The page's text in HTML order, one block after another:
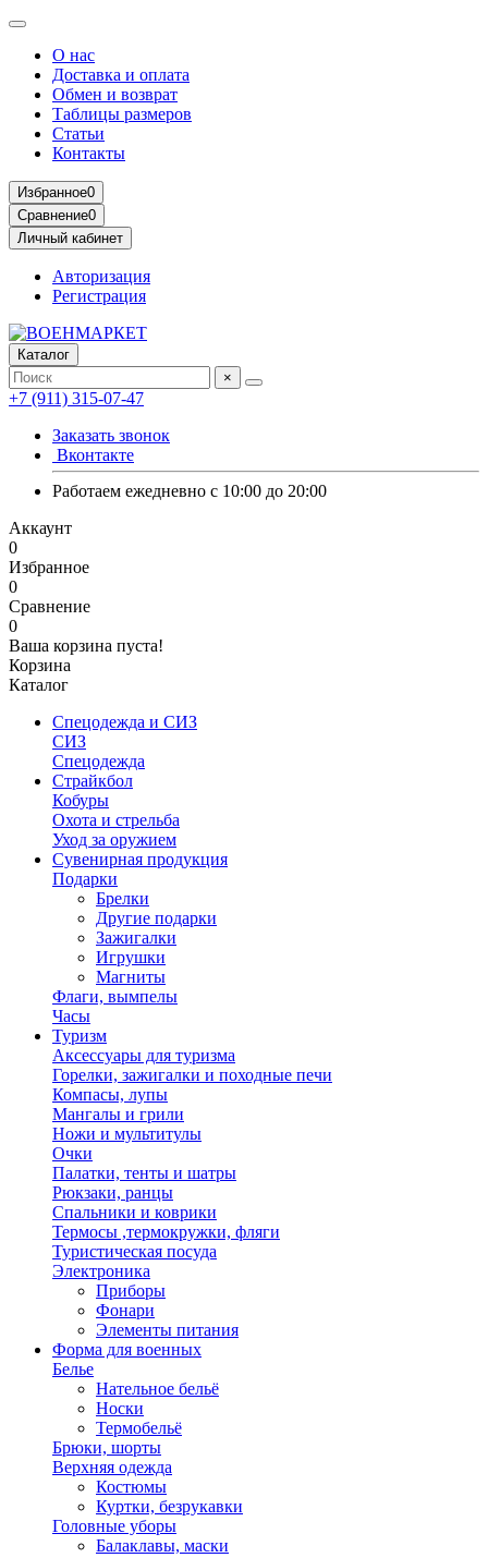
О нас
Доставка и оплата
Обмен и возврат
Таблицы размеров
Статьи
Контакты
Избранное0
Сравнение0
Личный кабинет
Авторизация
Регистрация
Каталог
×
+7 (911) 315-07-47
Заказать звонок
Вконтакте
Работаем ежедневно с 10:00 до 20:00
Аккаунт
0
Избранное
0
Сравнение
0
Ваша корзина пуста!
Корзина
Каталог
Спецодежда и СИЗ
СИЗ
Спецодежда
Страйкбол
Кобуры
Охота и стрельба
Уход за оружием
Сувенирная продукция
Подарки
Брелки
Другие подарки
Зажигалки
Игрушки
Магниты
Флаги, вымпелы
Часы
Туризм
Аксессуары для туризма
Горелки, зажигалки и походные печи
Компасы, лупы
Мангалы и грили
Ножи и мультитулы
Очки
Палатки, тенты и шатры
Рюкзаки, ранцы
Спальники и коврики
Термосы ,термокружки, фляги
Туристическая посуда
Электроника
Приборы
Фонари
Элементы питания
Форма для военных
Белье
Нательное бельё
Носки
Термобельё
Брюки, шорты
Верхняя одежда
Костюмы
Куртки, безрукавки
Головные уборы
Балаклавы, маски